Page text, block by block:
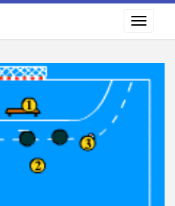
Toggle